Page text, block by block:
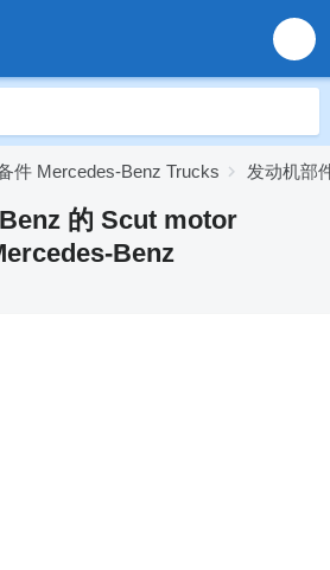
件 Mercedes-Benz Trucks 发动机部
的 Scut motor
Benz